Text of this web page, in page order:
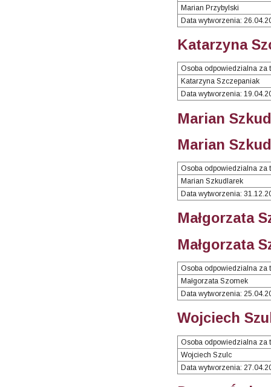
Marian Przybylski
Data wytworzenia:
Katarzyna
Osoba odpowiedzialna za
Katarzyna Szczepaniak
Data wytworzenia:
Marian
Marian
Osoba odpowiedzialna za
Marian Szkudlarek
Data wytworzenia:
Małgorzata
Małgorzata
Osoba odpowiedzialna za
Małgorzata Szomek
Data wytworzenia:
Wojciech
Osoba odpowiedzialna za
Wojciech Szulc
Data wytworzenia: